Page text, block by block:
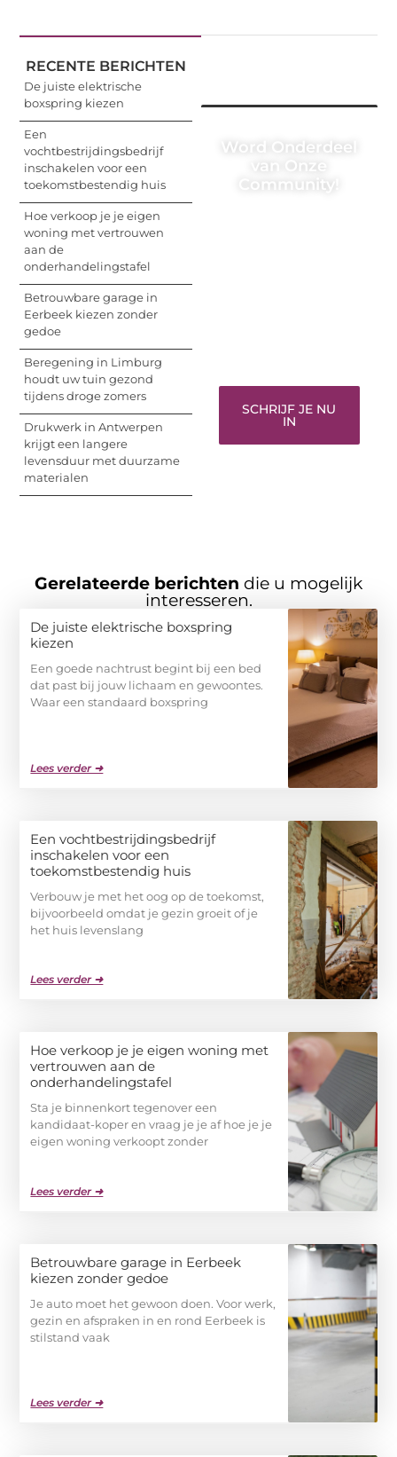
RECENTE BERICHTEN
De juiste elektrische
boxspring kiezen
Een
vochtbestrijdingsbedrijf
inschakelen voor een
toekomstbestendig huis
Hoe verkoop je je eigen
woning met vertrouwen
aan de
onderhandelingstafel
Betrouwbare garage in
Eerbeek kiezen zonder
gedoe
Beregening in Limburg
houdt uw tuin gezond
tijdens droge zomers
Drukwerk in Antwerpen
krijgt een langere
levensduur met duurzame
materialen
Word Onderdeel
van Onze
Community!
SCHRIJF JE NU
IN
Gerelateerde berichten die u mogelijk
interesseren.
De juiste elektrische boxspring
kiezen
Een goede nachtrust begint bij een bed
dat past bij jouw lichaam en gewoontes.
Waar een standaard boxspring
Lees verder ➜
Een vochtbestrijdingsbedrijf
inschakelen voor een
toekomstbestendig huis
Verbouw je met het oog op de toekomst,
bijvoorbeeld omdat je gezin groeit of je
het huis levenslang
Lees verder ➜
Hoe verkoop je je eigen woning met
vertrouwen aan de
onderhandelingstafel
Sta je binnenkort tegenover een
kandidaat-koper en vraag je je af hoe je je
eigen woning verkoopt zonder
Lees verder ➜
Betrouwbare garage in Eerbeek
kiezen zonder gedoe
Je auto moet het gewoon doen. Voor werk,
gezin en afspraken in en rond Eerbeek is
stilstand vaak
Lees verder ➜